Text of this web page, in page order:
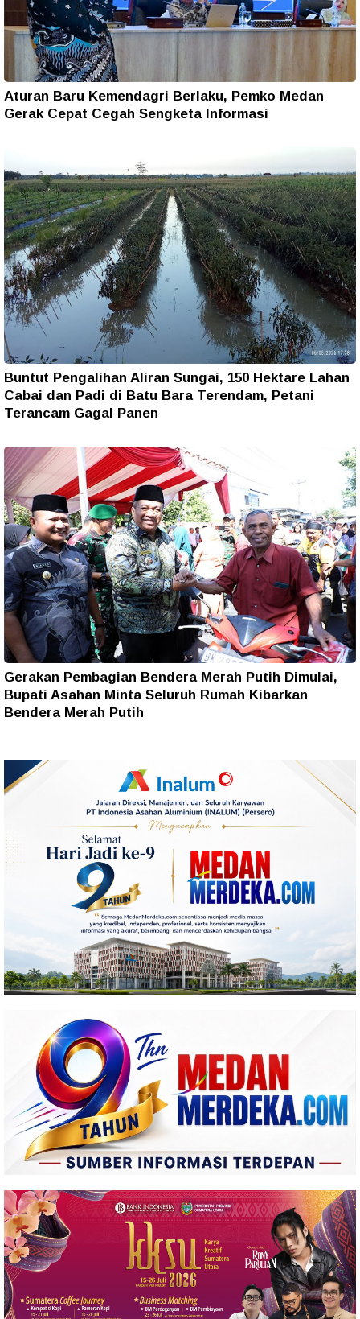
Aturan Baru Kemendagri Berlaku, Pemko Medan
Gerak Cepat Cegah Sengketa Informasi
Buntut Pengalihan Aliran Sungai, 150 Hektare Lahan
Cabai dan Padi di Batu Bara Terendam, Petani
Terancam Gagal Panen
Gerakan Pembagian Bendera Merah Putih Dimulai,
Bupati Asahan Minta Seluruh Rumah Kibarkan
Bendera Merah Putih